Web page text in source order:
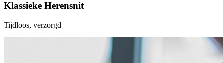
Klassieke Herensnit
Tijdloos, verzorgd